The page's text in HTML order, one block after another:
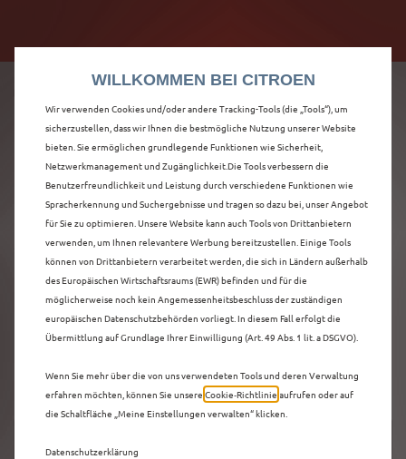
ENTDECKEN SIE ALLE
Ë-C4 X
VORFÜHRWAGEN MIT
ELEKTRO ANTRIEB IN
DESSAU
WILLKOMMEN BEI CITROEN
Wir verwenden Cookies und/oder andere Tracking-Tools (die „Tools“), um
sicherzustellen, dass wir Ihnen die bestmögliche Nutzung unserer Website
bieten. Sie ermöglichen grundlegende Funktionen wie Sicherheit,
Netzwerkmanagement und Zugänglichkeit.Die Tools verbessern die
Benutzerfreundlichkeit und Leistung durch verschiedene Funktionen wie
Spracherkennung und Suchergebnisse und tragen so dazu bei, unser Angebot
für Sie zu optimieren. Unsere Website kann auch Tools von Drittanbietern
verwenden, um Ihnen relevantere Werbung bereitzustellen. Einige Tools
können von Drittanbietern verarbeitet werden, die sich in Ländern außerhalb
des Europäischen Wirtschaftsraums (EWR) befinden und für die
möglicherweise noch kein Angemessenheitsbeschluss der zuständigen
europäischen Datenschutzbehörden vorliegt. In diesem Fall erfolgt die
Übermittlung auf Grundlage Ihrer Einwilligung (Art. 49 Abs. 1 lit. a DSGVO).
Wenn Sie mehr über die von uns verwendeten Tools und deren Verwaltung
erfahren möchten, können Sie unsere Cookie‑Richtlinie aufrufen oder auf
die Schaltfläche „Meine Einstellungen verwalten“ klicken.
Datenschutzerklärung